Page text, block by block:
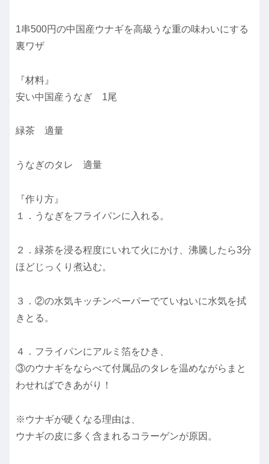
1串500円の中国産ウナギを高級うな重の味わいにする
裏ワザ
『材料』
安い中国産うなぎ 1尾
緑茶 適量
うなぎのタレ 適量
『作り方』
１．うなぎをフライパンに入れる。
２．緑茶を浸る程度にいれて火にかけ、沸騰したら3分
ほどじっくり煮込む。
３．②の水気キッチンペーパーでていねいに水気を拭
きとる。
４．フライパンにアルミ箔をひき、
③のウナギをならべて付属品のタレを温めながらまと
わせればできあがり！
※ウナギが硬くなる理由は、
ウナギの皮に多く含まれるコラーゲンが原因。